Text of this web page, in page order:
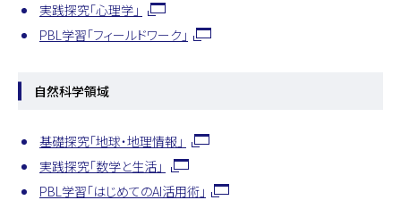
実践探究「心理学」
PBL学習「フィールドワーク」
自然科学領域
基礎探究「地球・地理情報」
実践探究「数学と生活」
PBL学習「はじめてのAI活用術」